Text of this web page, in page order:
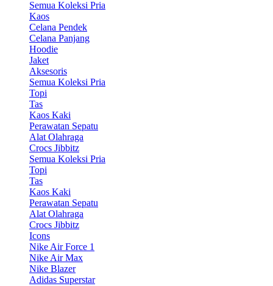
Semua Koleksi Pria
Kaos
Celana Pendek
Celana Panjang
Hoodie
Jaket
Aksesoris
Semua Koleksi Pria
Topi
Tas
Kaos Kaki
Perawatan Sepatu
Alat Olahraga
Crocs Jibbitz
Semua Koleksi Pria
Topi
Tas
Kaos Kaki
Perawatan Sepatu
Alat Olahraga
Crocs Jibbitz
Icons
Nike Air Force 1
Nike Air Max
Nike Blazer
Adidas Superstar